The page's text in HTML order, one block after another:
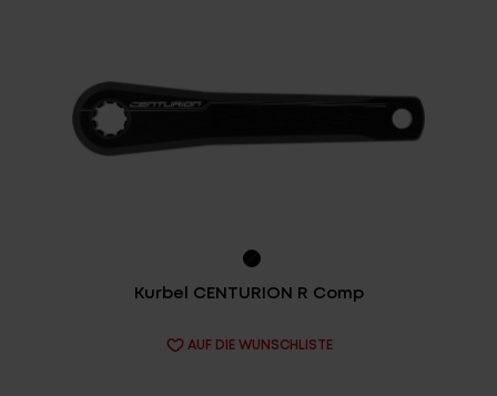
Kurbel CENTURION R Comp
AUF DIE WUNSCHLISTE